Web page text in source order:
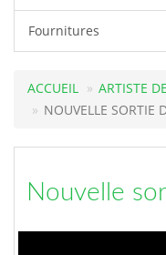
Fournitures
ACCUEIL
ARTISTE
NOUVELLE SORTIE
Nouvelle